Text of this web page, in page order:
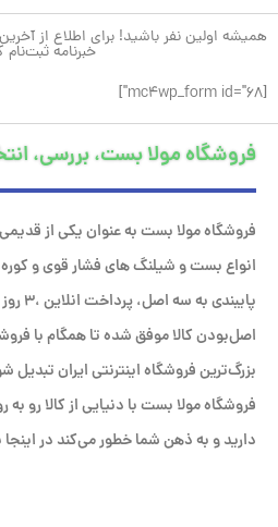
همیشه اولین نفر باشید! برای اطلاع از
خبرنامه ثبت‌نام
[mc4wp_form id="68"]
فروشگاه مولا بست، بررسی،
فروشگاه مولا بست به عنوان یکی از
انواع بست و شیلنگ های فشار قوی و
اصل‌بودن کالا موفق شده تا همگام با
بزرگ‌ترین فروشگاه اینترنتی ایران
فروشگاه مولا بست با دنیایی از کالا رو
دارید و به ذهن شما خطور می‌کند در اینجا